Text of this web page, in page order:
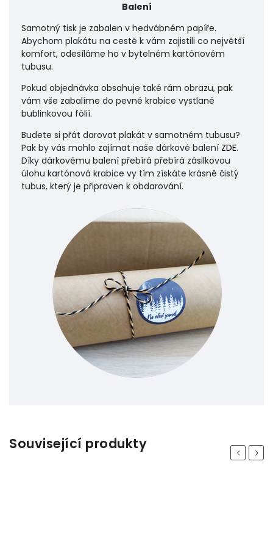
Balení
Samotný tisk je zabalen v hedvábném papíře.
Abychom plakátu na cestě k vám zajistili co největší
komfort, odesíláme ho v bytelném kartónovém
tubusu.
Pokud objednávka obsahuje také rám obrazu, pak
vám vše zabalíme do pevné krabice vystlané
bublinkovou fólií.
Budete si přát darovat plakát v samotném tubusu?
Pak by vás mohlo zajímat naše dárkové balení ZDE.
Díky dárkovému balení přebírá přebírá zásilkovou
úlohu kartónová krabice vy tím získáte krásně čistý
tubus, který je připraven k obdarování.
Související produkty Previous
Next